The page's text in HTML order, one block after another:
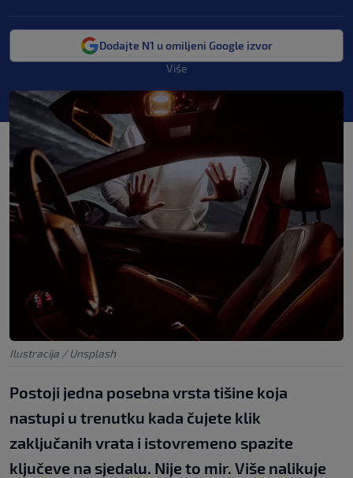
Dodajte N1 u omiljeni Google izvor
Više
Ilustracija / Unsplash
Postoji jedna posebna vrsta tišine koja
nastupi u trenutku kada čujete klik
zaključanih vrata i istovremeno spazite
ključeve na sjedalu. Nije to mir. Više nalikuje